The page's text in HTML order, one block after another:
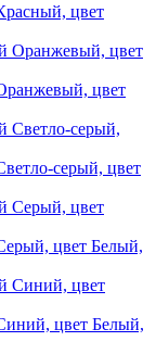
цвет
цвет
серый, цвет
цвет Белый,
цвет Белый,